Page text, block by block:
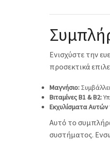
Ενισχύστε την
προσεκτικά
Μαγνήσιο:
Βιταμίνες Β1 & Β2:
Εκχυλίσματα
Αυτό το
συστήματος.